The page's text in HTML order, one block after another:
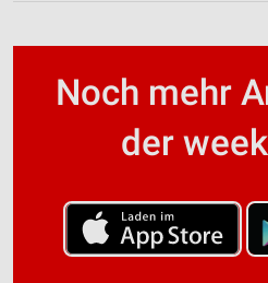
Noch mehr
der